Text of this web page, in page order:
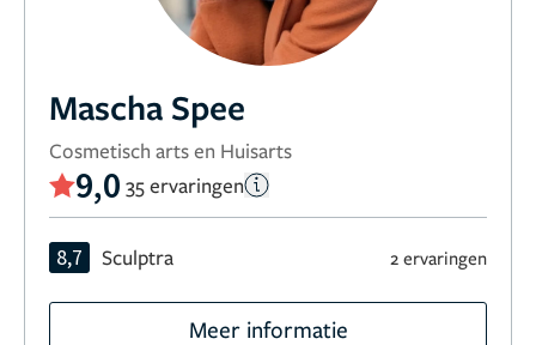
Mascha Spee
Cosmetisch arts en Huisarts
9,0 35 ervaringen
8,7 Sculptra 2 ervaringen
Meer informatie